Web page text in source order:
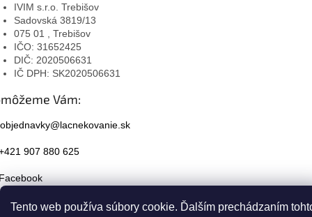
Tento web používa súbory cookie. Ďalším prechádzaním
IVIM s.r.o. Trebišov
Sadovská 3819/13
075 01 , Trebišov
IČO: 31652425
DIČ: 2020506631
IČ DPH: SK2020506631
Vám:
objednavky@lacnekovanie.sk
907 880 625